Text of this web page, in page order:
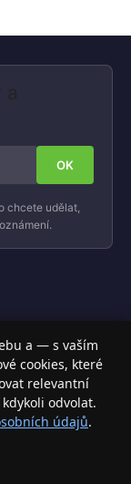
a
chcete udělat,
a
a — s vaším
cookies, které
relevantní
odvolat.
údajů.